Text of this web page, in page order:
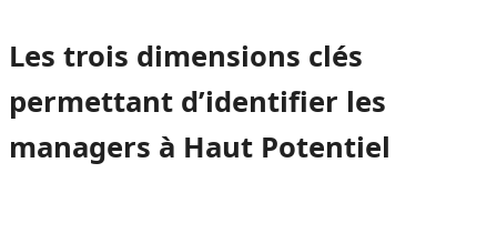
Les trois dimensions clés
permettant d’identifier les
managers à Haut Potentiel